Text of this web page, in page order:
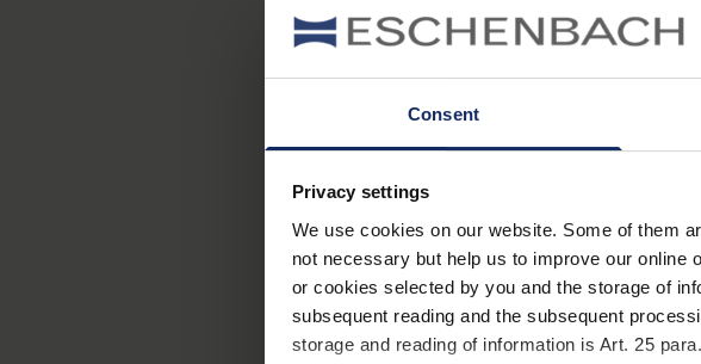
Consent
Privacy settings
We use cookies on our website. Some of them
not necessary but help us to improve our online
or cookies selected by you and the storage of
subsequent reading and the subsequent
storage and reading of information is Art. 25